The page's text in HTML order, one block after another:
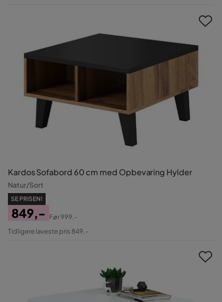
Kardos Sofabord 60 cm med Opbevaring Hylder
Natur/Sort
SE PRISEN!
Pris
849,-
Original
Før999,-
Tidligere laveste pris 849,-